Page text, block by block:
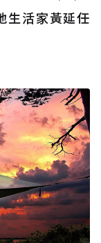
生活家黃延任